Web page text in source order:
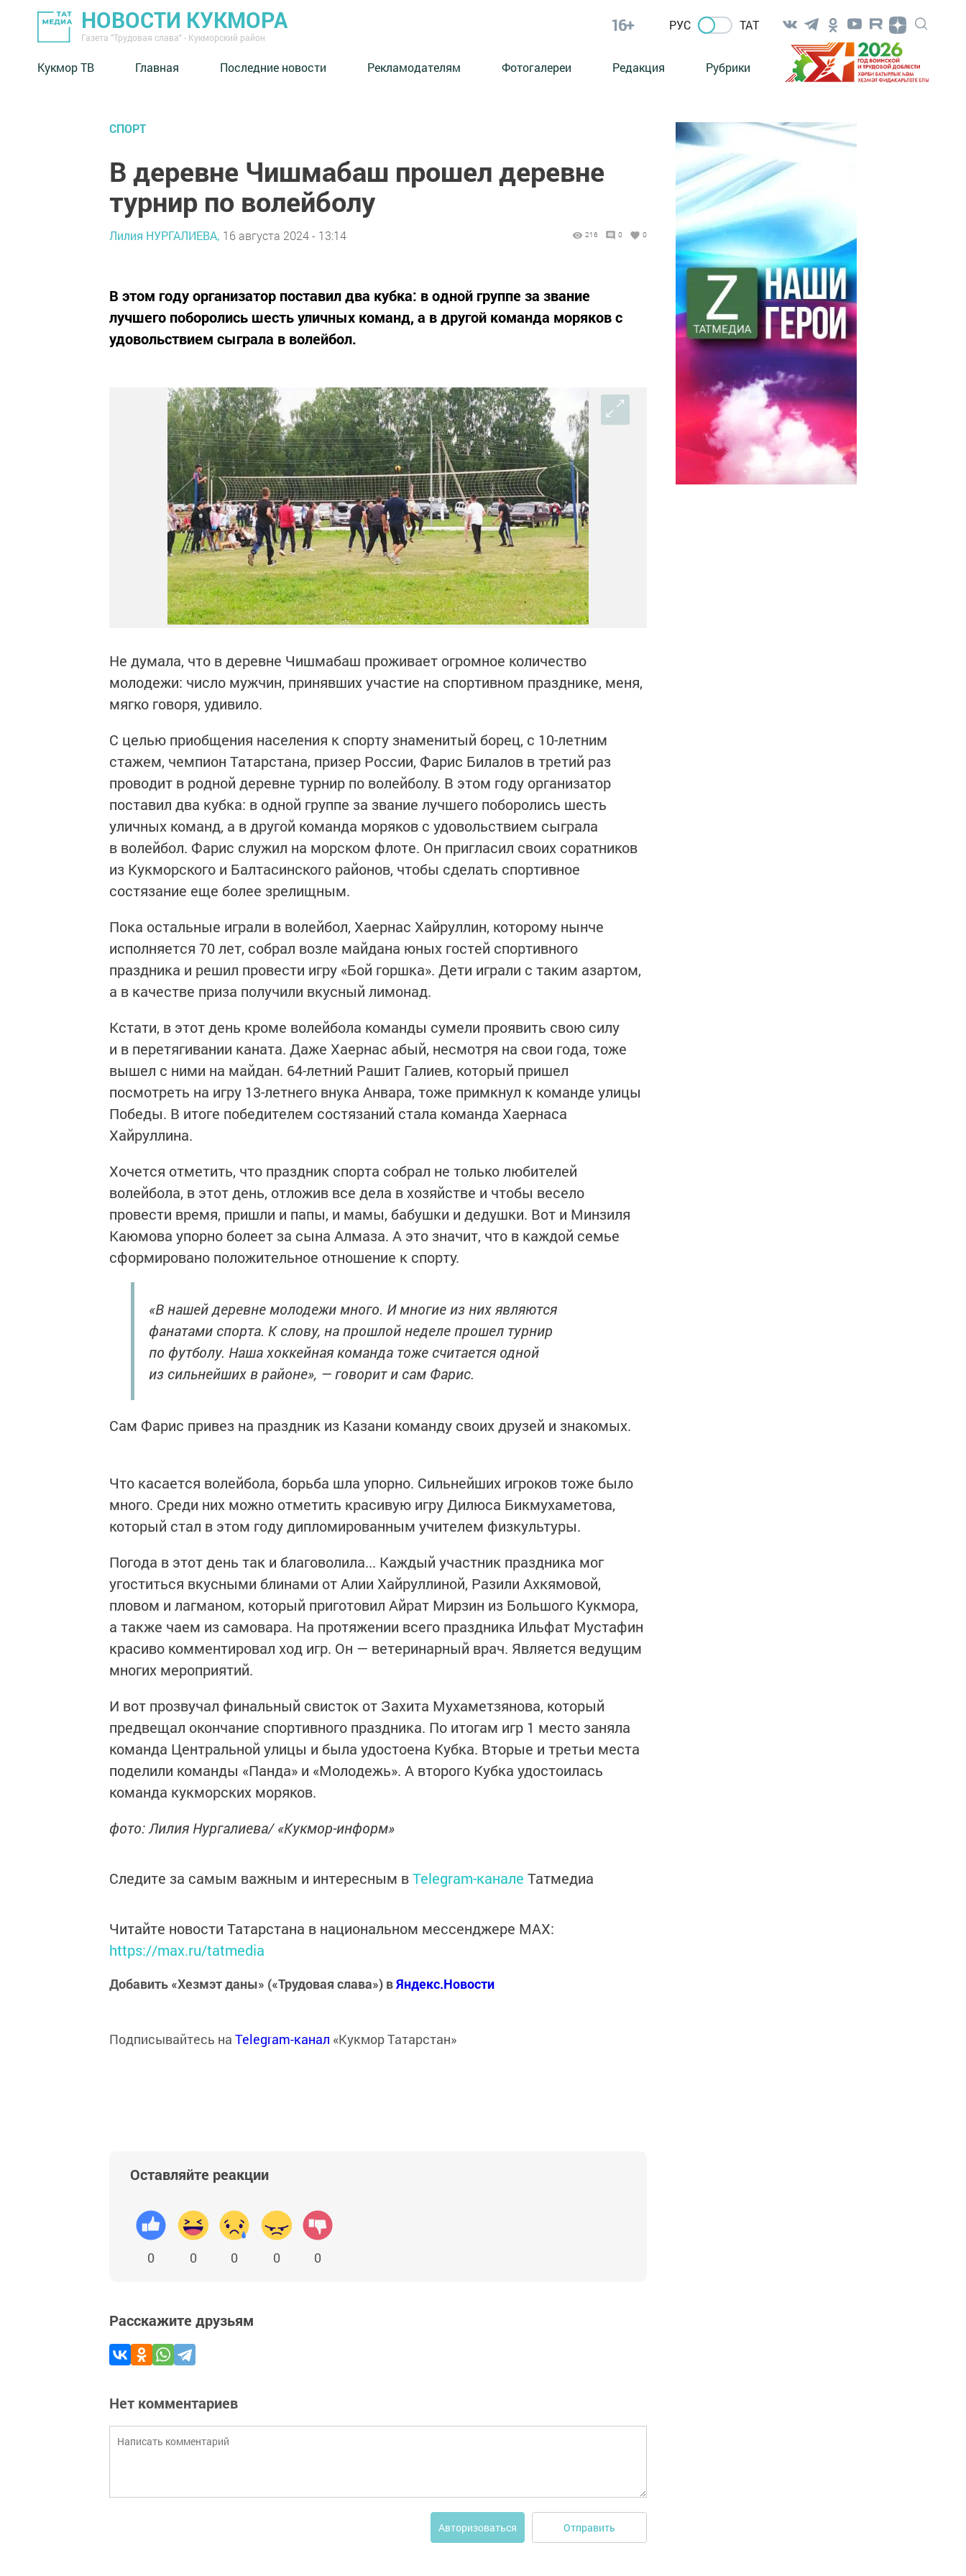
НОВОСТИ КУКМОРА
Газета "Трудовая слава" - Кукморский район
16+ РУС ТАТ
Кукмор ТВ Главная Последние новости Рекламодателям Фотогалереи Редакция Рубрики
СПОРТ
В деревне Чишмабаш прошел деревне
турнир по волейболу
Лилия НУРГАЛИЕВА, 16 августа 2024 - 13:14 216 0 0
В этом году организатор поставил два кубка: в одной группе за звание
лучшего поборолись шесть уличных команд, а в другой команда моряков с
удовольствием сыграла в волейбол.
Не думала, что в деревне Чишмабаш проживает огромное количество
молодежи: число мужчин, принявших участие на спортивном празднике, меня,
мягко говоря, удивило.
С целью приобщения населения к спорту знаменитый борец, с 10-летним
стажем, чемпион Татарстана, призер России, Фарис Билалов в третий раз
проводит в родной деревне турнир по волейболу. В этом году организатор
поставил два кубка: в одной группе за звание лучшего поборолись шесть
уличных команд, а в другой команда моряков с удовольствием сыграла
в волейбол. Фарис служил на морском флоте. Он пригласил своих соратников
из Кукморского и Балтасинского районов, чтобы сделать спортивное
состязание еще более зрелищным.
Пока остальные играли в волейбол, Хаернас Хайруллин, которому нынче
исполняется 70 лет, собрал возле майдана юных гостей спортивного
праздника и решил провести игру «Бой горшка». Дети играли с таким азартом,
а в качестве приза получили вкусный лимонад.
Кстати, в этот день кроме волейбола команды сумели проявить свою силу
и в перетягивании каната. Даже Хаернас абый, несмотря на свои года, тоже
вышел с ними на майдан. 64-летний Рашит Галиев, который пришел
посмотреть на игру 13-летнего внука Анвара, тоже примкнул к команде улицы
Победы. В итоге победителем состязаний стала команда Хаернаса
Хайруллина.
Хочется отметить, что праздник спорта собрал не только любителей
волейбола, в этот день, отложив все дела в хозяйстве и чтобы весело
провести время, пришли и папы, и мамы, бабушки и дедушки. Вот и Минзиля
Каюмова упорно болеет за сына Алмаза. А это значит, что в каждой семье
сформировано положительное отношение к спорту.
«В нашей деревне молодежи много. И многие из них являются
фанатами спорта. К слову, на прошлой неделе прошел турнир
по футболу. Наша хоккейная команда тоже считается одной
из сильнейших в районе», — говорит и сам Фарис.
Сам Фарис привез на праздник из Казани команду своих друзей и знакомых.
Что касается волейбола, борьба шла упорно. Сильнейших игроков тоже было
много. Среди них можно отметить красивую игру Дилюса Бикмухаметова,
который стал в этом году дипломированным учителем физкультуры.
Погода в этот день так и благоволила... Каждый участник праздника мог
угоститься вкусными блинами от Алии Хайруллиной, Разили Ахкямовой,
пловом и лагманом, который приготовил Айрат Мирзин из Большого Кукмора,
а также чаем из самовара. На протяжении всего праздника Ильфат Мустафин
красиво комментировал ход игр. Он — ветеринарный врач. Является ведущим
многих мероприятий.
И вот прозвучал финальный свисток от Захита Мухаметзянова, который
предвещал окончание спортивного праздника. По итогам игр 1 место заняла
команда Центральной улицы и была удостоена Кубка. Вторые и третьи места
поделили команды «Панда» и «Молодежь». А второго Кубка удостоилась
команда кукморских моряков.
фото: Лилия Нургалиева/ «Кукмор-информ»
Следите за самым важным и интересным вTelegram-канале Татмедиа
Читайте новости Татарстана в национальном мессенджере MАХ:
https://max.ru/tatmedia
Добавить «Хезмэт даны» («Трудовая слава») вЯндекс.Новости
Подписывайтесь на Telegram-канал «Кукмор Татарстан»
Оставляйте реакции
0 0 0 0 0
Расскажите друзьям
Нет комментариев
Авторизоваться Отправить